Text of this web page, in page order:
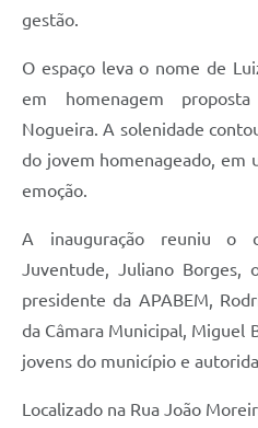
gestão.
O espaço leva o nome de
em homenagem
Nogueira. A solenidade
do jovem homenageado, em
emoção.
A inauguração reuniu o
Juventude, Juliano
presidente da APABEM,
da Câmara Municipal, Miguel
jovens do município e
Localizado na Rua João